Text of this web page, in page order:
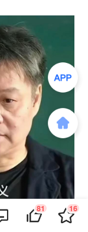
81 16